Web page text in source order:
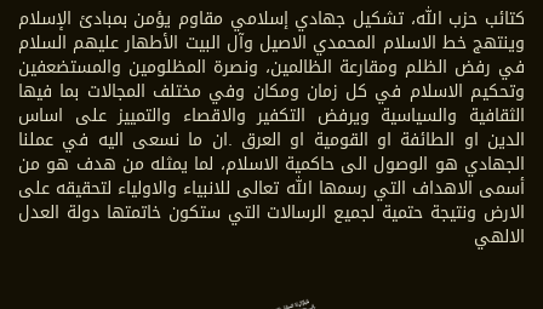
كتائب حزب الله، تشكيل جهادي إسلامي مقاوم يؤمن بمبادئ الإسلام
وينتهج خط الاسلام المحمدي الاصيل وآل البيت الأطهار عليهم السلام
في رفض الظلم ومقارعة الظالمين، ونصرة المظلومين والمستضعفين
وتحكيم الاسلام في كل زمان ومكان وفي مختلف المجالات بما فيها
الثقافية والسياسية ويرفض التكفير والاقصاء والتمييز على اساس
الدين او الطائفة او القومية او العرق .ان ما نسعى اليه في عملنا
الجهادي هو الوصول الى حاكمية الاسلام، لما يمثله من هدف هو من
أسمى الاهداف التي رسمها الله تعالى للانبياء والاولياء لتحقيقه على
الارض ونتيجة حتمية لجميع الرسالات التي ستكون خاتمتها دولة العدل
الالهي